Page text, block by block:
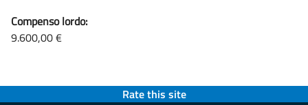
Compenso lordo:
9.600,00 €
Rate this site